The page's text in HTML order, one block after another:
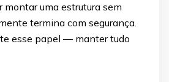
uma estrutura sem
termina com segurança.
esse papel — manter tudo